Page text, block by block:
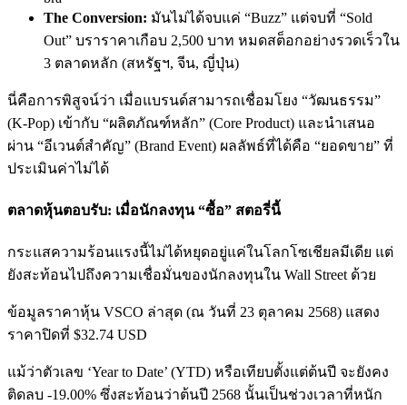
The Conversion: มันไม่ได้จบแค่ “Buzz” แต่จบที่ “Sold
Out” บราราคาเกือบ 2,500 บาท หมดสต็อกอย่างรวดเร็วใน
3 ตลาดหลัก (สหรัฐฯ, จีน, ญี่ปุ่น)
นี่คือการพิสูจน์ว่า เมื่อแบรนด์สามารถเชื่อมโยง “วัฒนธรรม”
(K-Pop) เข้ากับ “ผลิตภัณฑ์หลัก” (Core Product) และนำเสนอ
ผ่าน “อีเวนต์สำคัญ” (Brand Event) ผลลัพธ์ที่ได้คือ “ยอดขาย” ที่
ประเมินค่าไม่ได้
ตลาดหุ้นตอบรับ: เมื่อนักลงทุน “ซื้อ” สตอรี่นี้
กระแสความร้อนแรงนี้ไม่ได้หยุดอยู่แค่ในโลกโซเชียลมีเดีย แต่
ยังสะท้อนไปถึงความเชื่อมั่นของนักลงทุนใน Wall Street ด้วย
ข้อมูลราคาหุ้น VSCO ล่าสุด (ณ วันที่ 23 ตุลาคม 2568) แสดง
ราคาปิดที่ $32.74 USD
แม้ว่าตัวเลข ‘Year to Date’ (YTD) หรือเทียบตั้งแต่ต้นปี จะยังคง
ติดลบ -19.00% ซึ่งสะท้อนว่าต้นปี 2568 นั้นเป็นช่วงเวลาที่หนัก